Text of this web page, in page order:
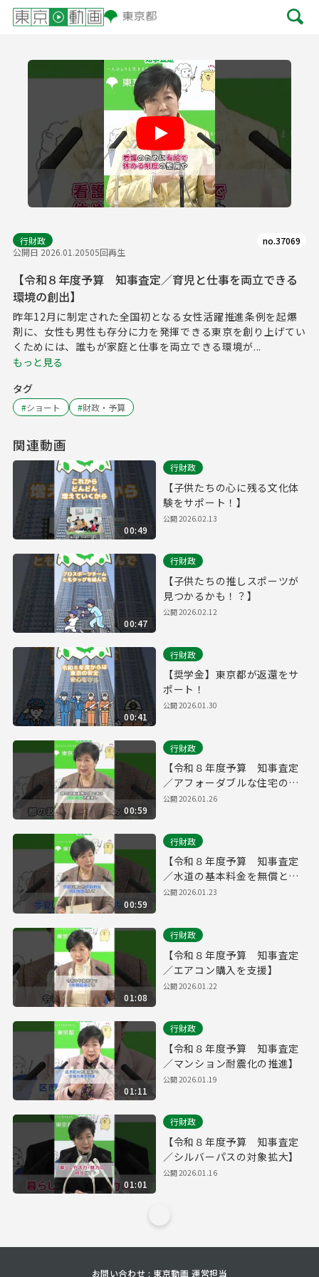
Play
行財政
公開日 2026.01.20505回再生
no.37069
【令和８年度予算 知事査定／育児と仕事を両立できる
環境の創出】
昨年12月に制定された全国初となる女性活躍推進条例を起爆
剤に、女性も男性も存分に力を発揮できる東京を創り上げてい
くためには、誰もが家庭と仕事を両立できる環境が...
もっと見る
タグ
#ショート #財政・予算
関連動画
00:49
行財政
【子供たちの心に残る文化体
験をサポート！】
公開2026.02.13
00:47
行財政
【子供たちの推しスポーツが
見つかるかも！？】
公開2026.02.12
00:41
行財政
【奨学金】東京都が返還をサ
ポート！
公開2026.01.30
00:59
行財政
【令和８年度予算 知事査定
／アフォーダブルな住宅の提
供】
公開2026.01.26
00:59
行財政
【令和８年度予算 知事査定
／水道の基本料金を無償とす
る取組】
公開2026.01.23
01:08
行財政
【令和８年度予算 知事査定
／エアコン購入を支援】
公開2026.01.22
01:11
行財政
【令和８年度予算 知事査定
／マンション耐震化の推進】
公開2026.01.19
01:01
行財政
【令和８年度予算 知事査定
／シルバーパスの対象拡大】
公開2026.01.16
お問い合わせ : 東京動画 運営担当